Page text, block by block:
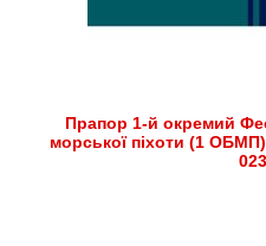
Прапор 1-й окремий
морської піхоти (1